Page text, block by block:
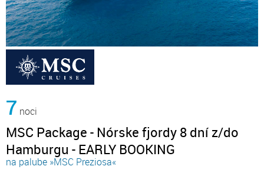
7 noci
MSC Package - Nórske fjordy 8 dní z/do
Hamburgu - EARLY BOOKING
na palube »MSC Preziosa«